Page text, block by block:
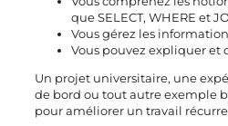
que SELECT, WHERE et
Vous gérez les
Vous pouvez expliquer et
Un projet universitaire, une
de bord ou tout autre exemple
pour améliorer un travail